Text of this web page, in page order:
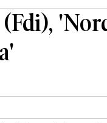
(Fdi),